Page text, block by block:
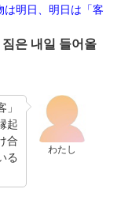
明日、明日は「客
은 내일 들어올
わたし
起
合
る